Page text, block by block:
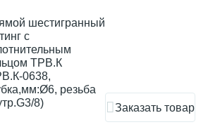
шестигранный
с
ТРВ.К
0638,
резьба
8)
Заказать товар